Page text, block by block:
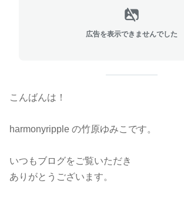
広告を表示できませんでした
こんばんは！
harmonyripple の竹原ゆみこです。
いつもブログをご覧いただき
ありがとうございます。